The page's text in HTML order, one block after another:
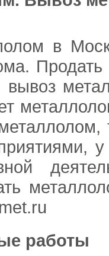
в
вывоз
работы